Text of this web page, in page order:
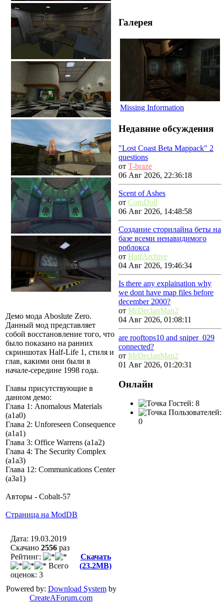
Демо мода Aboslute Zero.
Данный мод представляет
собой восстановление того, что
было показано на ранних
скриншотах Half-Life 1, стиля и
глав, какими они были в
начале-середине 1998 года.
Главы присутствующие в
данном демо:
Глава 1: Anomalous Materials
(a1a0)
Глава 2: Unforeseen Consequence
(a1a1)
Глава 3: Office Warrens (a1a2)
Глава 4: The Security Complex
(a1a3)
Глава 12: Communications Center
(a3a1)
Авторы - Cobalt-57
Страница на ModDB
Дата: 19.03.2019
Скачано 2556 раз
Рейтинг:
Всего
оценок: 3
Скачать
(23.2MB)
Powered by: Download Systemby
CreateAForum.com
Галерея
Missing Information
Недавние обсуждения
"Lost Coast Beta Mappack" 2
questions
от T-braze
06 Авг 2026, 22:36:18
Scent of Ashes
от ComDoll
06 Авг 2026, 14:48:58
Создание сторилайна беты на
базе всеми ненавидимого
роблокса
от HalfArchive
04 Авг 2026, 19:46:34
Is there any explaination why
we dont have map files before
december 2000?
от MrDeclanMan2
04 Авг 2026, 01:08:11
are rooftops10 and sniper_029
connected?
от MrDeclanMan2
01 Авг 2026, 01:20:31
Онлайн
Гостей: 8
Пользователей:
0